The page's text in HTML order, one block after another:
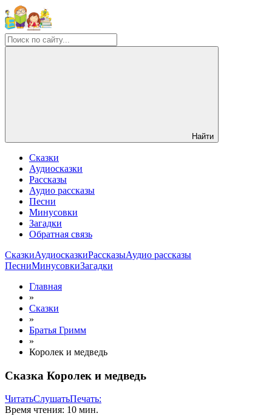
Найти
Сказки
Аудиосказки
Рассказы
Аудио рассказы
Песни
Минусовки
Загадки
Обратная связь
СказкиАудиосказкиРассказыАудио рассказы
ПесниМинусовкиЗагадки
Главная
»
Сказки
»
Братья Гримм
»
Королек и медведь
Сказка Королек и медведь
ЧитатьСлушатьПечать:
Время чтения: 10 мин.